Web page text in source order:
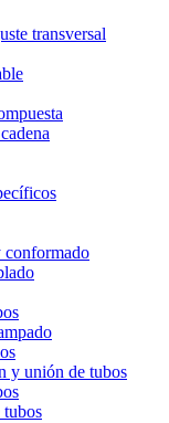
transversal
y unión de tubos
tubos